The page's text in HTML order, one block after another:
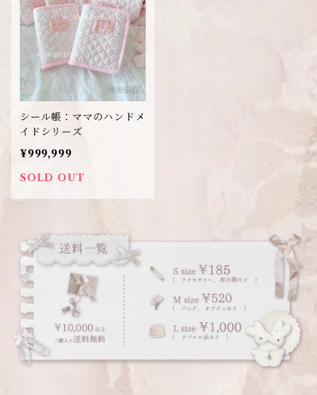
シール帳：ママのハンドメ
イドシリーズ
¥999,999
SOLD OUT